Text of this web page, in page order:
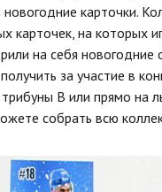
карточки.
карточек, на которых
на себя новогодние
за участие в
B или прямо на
собрать всю